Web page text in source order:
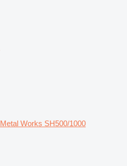
Metal Works SH500/1000